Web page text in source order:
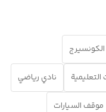
التعليمية نادي رياضي
موقف السيارات